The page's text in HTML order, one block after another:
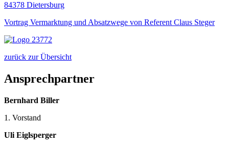
84378 Dietersburg
Vortrag Vermarktung und Absatzwege von Referent Claus Steger
zurück zur Übersicht
Ansprechpartner
Bernhard Biller
1. Vorstand
Uli Eiglsperger